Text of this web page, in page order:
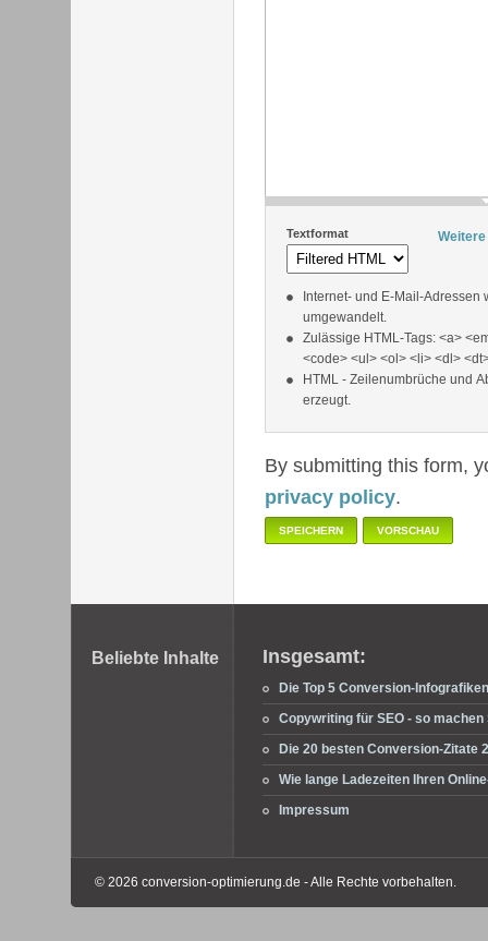
Textformat
Internet- und E-Mail-Adressen
umgewandelt.
Zulässige HTML-Tags: <a>
<code> <ul> <ol> <li> <dl>
HTML - Zeilenumbrüche und
erzeugt.
By submitting this form,
privacy policy.
Beliebte Inhalte Insgesamt:
Die Top 5 Conversion-
Copywriting für SEO - so
Die 20 besten Conversion-Zitate
Wie lange Ladezeiten Ihren
Impressum
© 2026 conversion-optimierung.de - Alle Rechte vorbehalten.